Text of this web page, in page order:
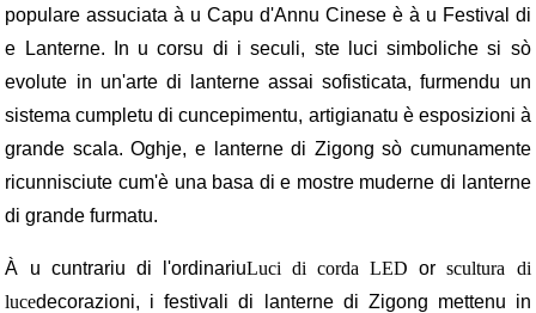
populare assuciata à u Capu d'Annu Cinese è à u Festival di
e Lanterne. In u corsu di i seculi, ste luci simboliche si sò
evolute in un'arte di lanterne assai sofisticata, furmendu un
sistema cumpletu di cuncepimentu, artigianatu è esposizioni à
grande scala. Oghje, e lanterne di Zigong sò cumunamente
ricunnisciute cum'è una basa di e mostre muderne di lanterne
di grande furmatu.
À u cuntrariu di l'ordinariuLuci di corda LED orscultura di
lucedecorazioni, i festivali di lanterne di Zigong mettenu in